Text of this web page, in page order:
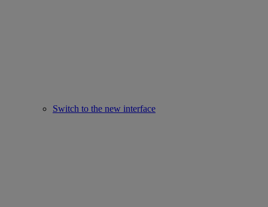
Switch to the new interface